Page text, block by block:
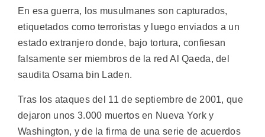
En esa guerra, los musulmanes son capturados,
etiquetados como terroristas y luego enviados a un
estado extranjero donde, bajo tortura, confiesan
falsamente ser miembros de la red Al Qaeda, del
saudita Osama bin Laden.
Tras los ataques del 11 de septiembre de 2001, que
dejaron unos 3.000 muertos en Nueva York y
Washington, y de la firma de una serie de acuerdos